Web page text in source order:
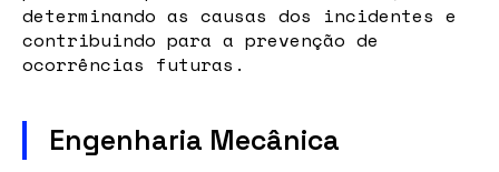
determinando as causas dos incidentes e
contribuindo para a prevenção de
ocorrências futuras.
Engenharia Mecânica